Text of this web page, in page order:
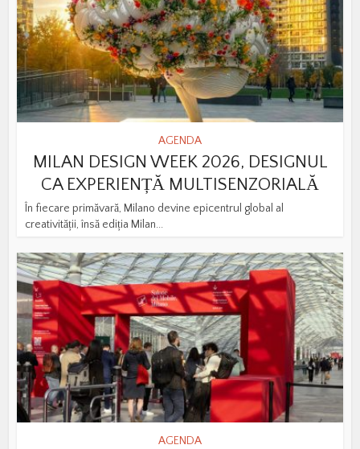
AGENDA
MILAN DESIGN WEEK 2026, DESIGNUL
CA EXPERIENȚĂ MULTISENZORIALĂ
În fiecare primăvară, Milano devine epicentrul global al
creativității, însă ediția Milan...
AGENDA